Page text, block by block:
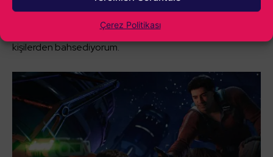
Çerez Politikası
özen gösterilmiş. Bu yarı-açık dünya dediğimiz kısımda
şans eseri denk geldiğimiz dünyaya öylesine serpiştirilmiş
kişilerden bahsediyorum.